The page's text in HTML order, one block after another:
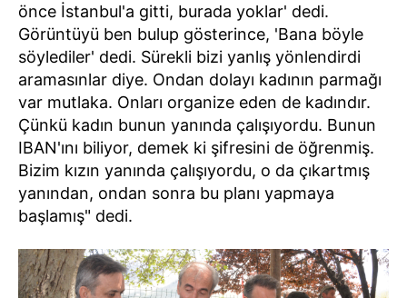
önce İstanbul'a gitti, burada yoklar' dedi.
Görüntüyü ben bulup gösterince, 'Bana böyle
söylediler' dedi. Sürekli bizi yanlış yönlendirdi
aramasınlar diye. Ondan dolayı kadının parmağı
var mutlaka. Onları organize eden de kadındır.
Çünkü kadın bunun yanında çalışıyordu. Bunun
IBAN'ını biliyor, demek ki şifresini de öğrenmiş.
Bizim kızın yanında çalışıyordu, o da çıkartmış
yanından, ondan sonra bu planı yapmaya
başlamış" dedi.